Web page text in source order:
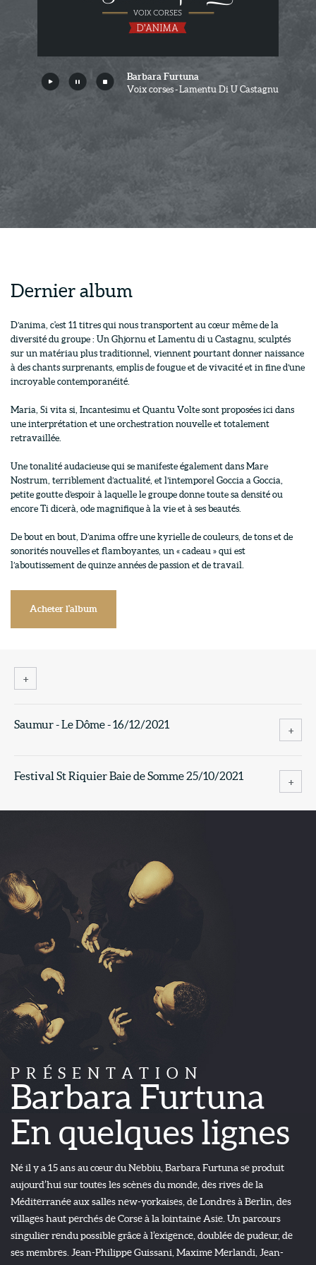
Barbara Furtuna
Voix corses - Lamentu Di U Castagnu
Dernier album
D’anima, c'est 11 titres qui nous transportent au cœur même de la
diversité du groupe : Un Ghjornu et Lamentu di u Castagnu, sculptés
sur un matériau plus traditionnel, viennent pourtant donner naissance
à des chants surprenants, emplis de fougue et de vivacité et in fine d’une
incroyable contemporanéité.
Maria, Si vita si, Incantesimu et Quantu Volte sont proposées ici dans
une interprétation et une orchestration nouvelle et totalement
retravaillée.
Une tonalité audacieuse qui se manifeste également dans Mare
Nostrum, terriblement d’actualité, et l’intemporel Goccia a Goccia,
petite goutte d’espoir à laquelle le groupe donne toute sa densité ou
encore Ti dicerà, ode magnifique à la vie et à ses beautés.
De bout en bout, D’anima offre une kyrielle de couleurs, de tons et de
sonorités nouvelles et flamboyantes, un « cadeau » qui est
l’aboutissement de quinze années de passion et de travail.
Acheter l'album
Saumur - Le Dôme - 16/12/2021
Festival St Riquier Baie de Somme 25/10/2021
PRÉSENTATION
Barbara Furtuna
En quelques lignes
Né il y a 15 ans au cœur du Nebbiu, Barbara Furtuna se produit
aujourd’hui sur toutes les scènes du monde, des rives de la
Méditerranée aux salles new-yorkaises, de Londres à Berlin, des
villages haut perchés de Corse à la lointaine Asie. Un parcours
singulier rendu possible grâce à l’exigence, doublée de pudeur, de
ses membres. Jean-Philippe Guissani, Maxime Merlandi, Jean-